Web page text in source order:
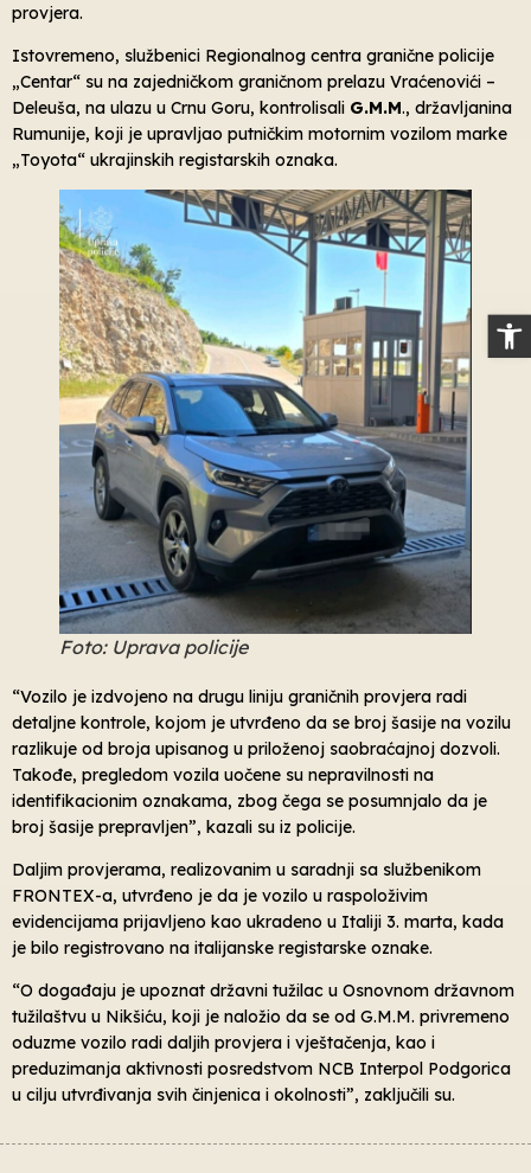
provjera.
Istovremeno, službenici Regionalnog centra granične policije
„Centar“ su na zajedničkom graničnom prelazu Vraćenovići –
Deleuša, na ulazu u Crnu Goru, kontrolisali G.M.M., državljanina
Rumunije, koji je upravljao putničkim motornim vozilom marke
„Toyota“ ukrajinskih registarskih oznaka.
Foto: Uprava policije
“Vozilo je izdvojeno na drugu liniju graničnih provjera radi
detaljne kontrole, kojom je utvrđeno da se broj šasije na vozilu
razlikuje od broja upisanog u priloženoj saobraćajnoj dozvoli.
Takođe, pregledom vozila uočene su nepravilnosti na
identifikacionim oznakama, zbog čega se posumnjalo da je
broj šasije prepravljen”, kazali su iz policije.
Daljim provjerama, realizovanim u saradnji sa službenikom
FRONTEX-a, utvrđeno je da je vozilo u raspoloživim
evidencijama prijavljeno kao ukradeno u Italiji 3. marta, kada
je bilo registrovano na italijanske registarske oznake.
“O događaju je upoznat državni tužilac u Osnovnom državnom
tužilaštvu u Nikšiću, koji je naložio da se od G.M.M. privremeno
oduzme vozilo radi daljih provjera i vještačenja, kao i
preduzimanja aktivnosti posredstvom NCB Interpol Podgorica
u cilju utvrđivanja svih činjenica i okolnosti”, zaključili su.